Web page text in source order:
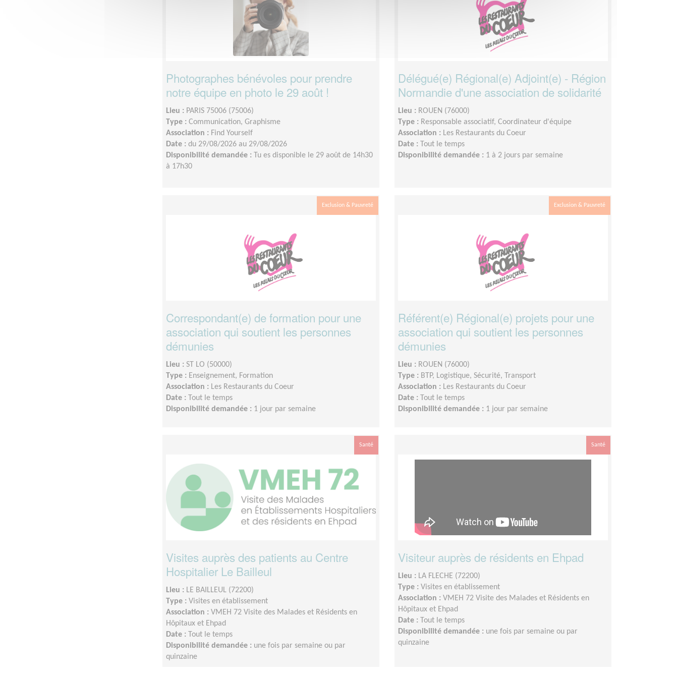
Photographes bénévoles pour prendre
notre équipe en photo le 29 août !
Lieu : PARIS 75006 (75006)
Type : Communication, Graphisme
Association : Find Yourself
Date : du 29/08/2026 au 29/08/2026
Disponibilité demandée :
Tu es disponible le 29 août de 14h30
à 17h30
Délégué(e) Régional(e) Adjoint(e) - Région
Normandie d'une association de solidarité
Lieu : ROUEN (76000)
Type : Responsable associatif, Coordinateur d'équipe
Association : Les Restaurants du Coeur
Date :
Tout le temps
Disponibilité demandée : 1 à 2 jours par semaine
Exclusion & Pauvreté
Correspondant(e) de formation pour une
association qui soutient les personnes
démunies
Lieu : ST LO (50000)
Type : Enseignement, Formation
Association : Les Restaurants du Coeur
Date :
Tout le temps
Disponibilité demandée : 1 jour par semaine
Exclusion & Pauvreté
Référent(e) Régional(e) projets pour une
association qui soutient les personnes
démunies
Lieu : ROUEN (76000)
Type : BTP, Logistique, Sécurité, Transport
Association : Les Restaurants du Coeur
Date :
Tout le temps
Disponibilité demandée : 1 jour par semaine
Santé
Visites auprès des patients au Centre
Hospitalier Le Bailleul
Lieu : LE BAILLEUL (72200)
Type : Visites en établissement
Association : VMEH 72 Visite des Malades et Résidents en
Hôpitaux et Ehpad
Date :
Tout le temps
Disponibilité demandée : une fois par semaine ou par
quinzaine
Santé
Visiteur auprès de résidents en Ehpad
Lieu : LA FLECHE (72200)
Type : Visites en établissement
Association : VMEH 72 Visite des Malades et Résidents en
Hôpitaux et Ehpad
Date :
Tout le temps
Disponibilité demandée : une fois par semaine ou par
quinzaine